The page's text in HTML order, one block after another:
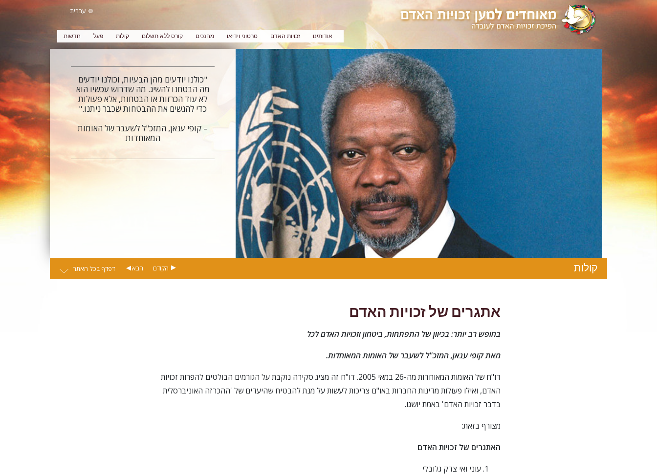
עברית
אודותינו זכויות האדם סרטוני וידיאו מחנכים קורס ללא תשלום קולות פעל חדשות
"כולנו יודעים מהן הבעיות, וכולנו יודעים
מה הבטחנו להשיג. מה שדרוש עכשיו הוא
לא עוד הכרזות או הבטחות, אלא פעולות
כדי להגשים את ההבטחות שכבר ניתנו."
– קופי ענאן, המזכ"ל לשעבר של האומות
המאוחדות
קולות הבא הקודם דפדף בכל האתר
אתגרים של זכויות האדם
בחופש רב יותר: בכיוון של התפתחות, ביטחון וזכויות האדם לכל
מאת קופי ענאן, המזכ"ל לשעבר של האומות המאוחדות.
דו"ח של האומות המאוחדות מה-26 במאי 2005. דו"ח זה מציג סקירה נוקבת על הגורמים הבולטים להפרות זכויות
האדם, ואילו פעולות מדינות החברות באו"ם צריכות לעשות על מנת להבטיח שהיעדים של 'ההכרזה האוניברסלית
בדבר זכויות האדם' באמת יושגו.
מצורף בזאת:
האתגרים של זכויות האדם
עוני ואי צדק גלובלי